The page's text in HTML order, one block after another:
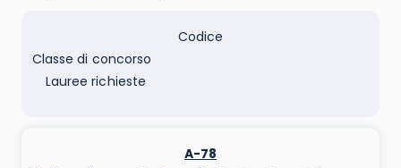
Codice
Classe di concorso
Lauree richieste
A-78